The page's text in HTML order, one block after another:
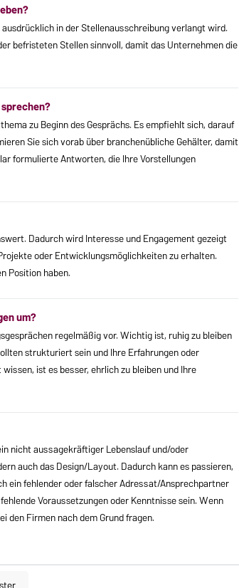
in der Stellenausschreibung verlangt wird.
befristeten Stellen sinnvoll, damit das Unternehmen die
zu Beginn des Gesprächs. Es empfiehlt sich, darauf
Sie sich vorab über branchenübliche Gehälter, damit
formulierte Antworten, die Ihre Vorstellungen
Dadurch wird Interesse und Engagement gezeigt
oder Entwicklungsmöglichkeiten zu erhalten.
Position haben.
um?
regelmäßig vor. Wichtig ist, ruhig zu bleiben
strukturiert sein und Ihre Erfahrungen oder
ist es besser, ehrlich zu bleiben und Ihre
nicht aussagekräftiger Lebenslauf und/oder
auch das Design/Layout. Dadurch kann es passieren,
ein fehlender oder falscher Adressat/Ansprechpartner
Voraussetzungen oder Kenntnisse sein. Wenn
den Firmen nach dem Grund fragen.